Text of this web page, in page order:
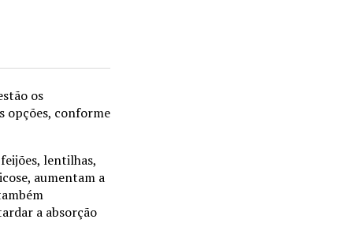
os
opções, conforme
lentilhas,
aumentam a
a absorção